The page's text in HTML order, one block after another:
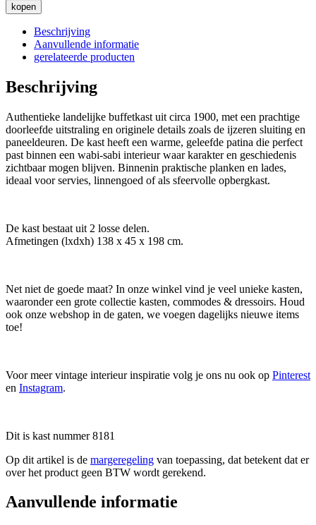
kopen
Beschrijving
Aanvullende informatie
gerelateerde producten
Beschrijving
Authentieke landelijke buffetkast uit circa 1900, met een prachtige
doorleefde uitstraling en originele details zoals de ijzeren sluiting en
paneeldeuren. De kast heeft een warme, geleefde patina die perfect
past binnen een wabi-sabi interieur waar karakter en geschiedenis
zichtbaar mogen blijven. Binnenin praktische planken en lades,
ideaal voor servies, linnengoed of als sfeervolle opbergkast.
De kast bestaat uit 2 losse delen.
Afmetingen (lxdxh) 138 x 45 x 198 cm.
Net niet de goede maat? In onze winkel vind je veel unieke kasten,
waaronder een grote collectie kasten, commodes & dressoirs. Houd
ook onze webshop in de gaten, we voegen dagelijks nieuwe items
toe!
Voor meer vintage interieur inspiratie volg je ons nu ook op Pinterest
en Instagram.
Dit is kast nummer 8181
Op dit artikel is de margeregeling van toepassing, dat betekent dat er
over het product geen BTW wordt gerekend.
Aanvullende informatie